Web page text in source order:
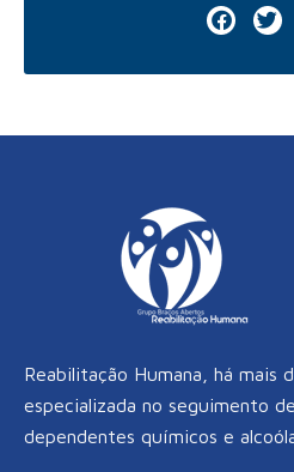
F
a
e
o
T
w
t
r
Reabilitação Humana, há mais
especializada no seguimento
dependentes químicos e